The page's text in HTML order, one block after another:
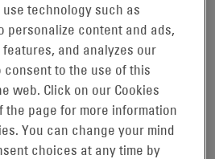
de base transforme le réseau
est la seule entreprise qui
l’écosystème d’alimentation. Elle
et de stockage de
destinées à alimenter le
les coûts de l’énergie et de la
sa fiabilité sur laquelle
technology such as
personalize content and ads,
and analyzes our
to the use of this
web. Click on our Cookies
the page for more information
You can change your mind
choices at any time by